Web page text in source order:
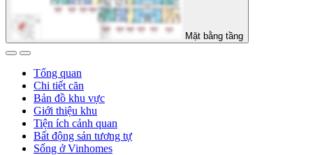
Mặt bằng tầng
Tổng quan
Chi tiết căn
Bản đồ khu vực
Giới thiệu khu
Tiện ích cảnh quan
Bất động sản tương tự
Sống ở Vinhomes